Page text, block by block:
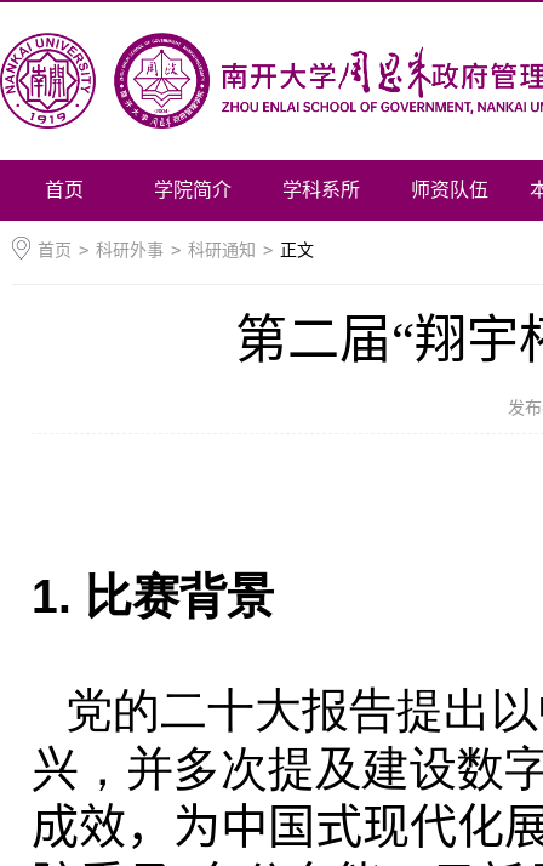
首页 学院简介 学科系所 师资队伍
首页 > 科研外事 > 科研通知 > 正文
第二届“翔宇
发
1. 比赛背景
党的二十大报告提出
兴，并多次提及建设数
成效，为中国式现代化